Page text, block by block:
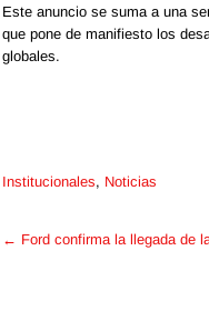
Este anuncio se suma a una
que pone de manifiesto los
globales.
Institucionales, Noticias
Post
← Ford confirma la llegada de